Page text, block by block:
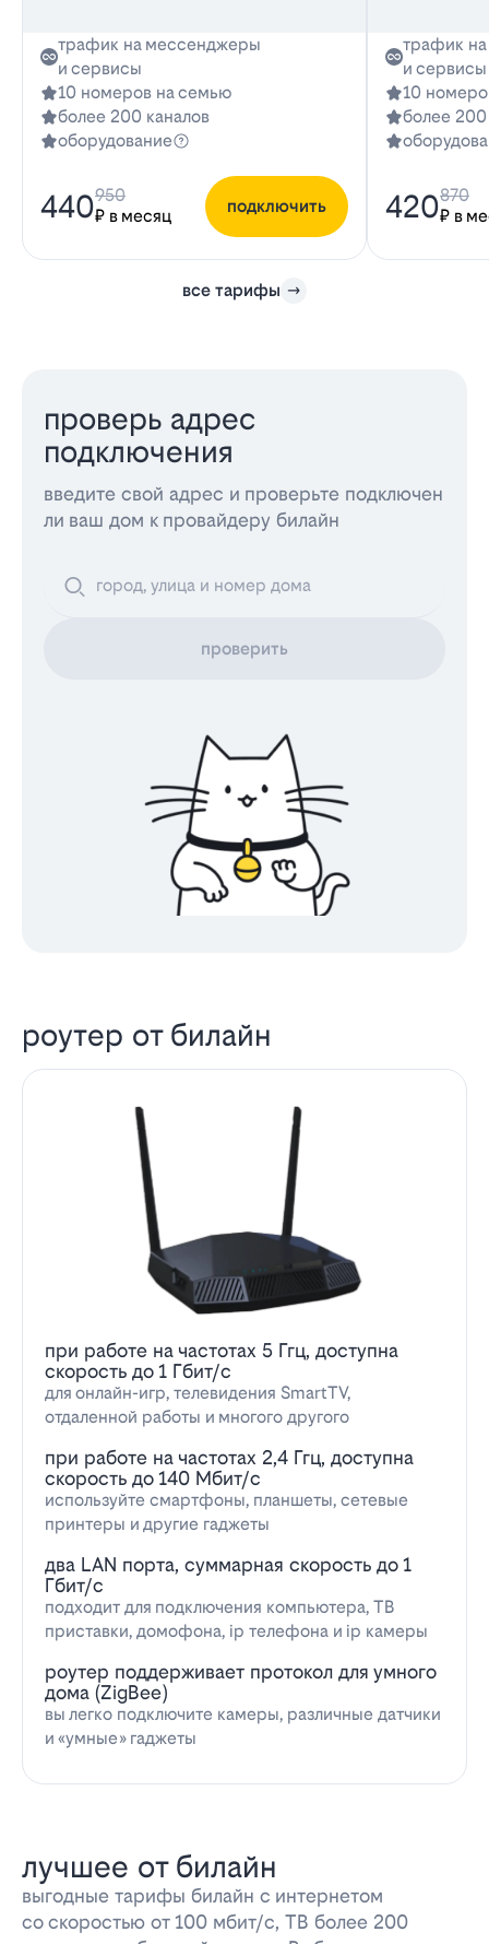
трафик на мессенджеры
и сервисы
10 номеров на семью
более 200 каналов
оборудование
440₽ в месяц
950
подключить
трафик
и сервисы
10
более 200
420₽ в
870
все тарифы
проверь адрес
подключения
введите свой адрес и проверьте подключен
ли ваш дом к провайдеру билайн
проверить
роутер от билайн
при работе на частотах 5 Ггц, доступна
скорость до 1 Гбит/с
для онлайн-игр, телевидения SmartTV,
отдаленной работы и многого другого
при работе на частотах 2,4 Ггц, доступна
скорость до 140 Мбит/с
используйте смартфоны, планшеты, сетевые
принтеры и другие гаджеты
два LAN порта, суммарная скорость до 1
Гбит/с
подходит для подключения компьютера, ТВ
приставки, домофона, ip телефона и ip камеры
роутер поддерживает протокол для умного
дома (ZigBee)
вы легко подключите камеры, различные датчики
и «умные» гаджеты
лучшее от билайн
выгодные тарифы билайн с интернетом
со скоростью от 100 мбит/с, ТВ более 200